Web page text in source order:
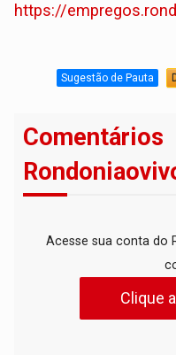
https://
Sugestão de Pauta
Comentários
Acesse sua conta do
Clique